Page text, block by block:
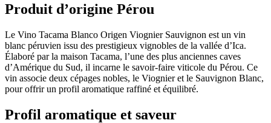
Produit d’origine Pérou
Le Vino Tacama Blanco Origen Viognier Sauvignon est un vin
blanc péruvien issu des prestigieux vignobles de la vallée d’Ica.
Élaboré par la maison Tacama, l’une des plus anciennes caves
d’Amérique du Sud, il incarne le savoir‑faire viticole du Pérou. Ce
vin associe deux cépages nobles, le Viognier et le Sauvignon Blanc,
pour offrir un profil aromatique raffiné et équilibré.
Profil aromatique et saveur